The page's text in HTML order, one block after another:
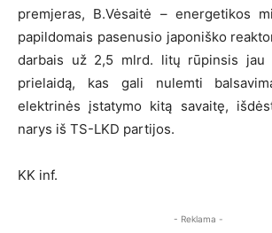
premjeras, B.Vėsaitė – energetikos
papildomais pasenusio japoniško
darbais už 2,5 mlrd. litų rūpinsis jau
prielaidą, kas gali nulemti
elektrinės įstatymo kitą savaitę,
narys iš TS-LKD partijos.
KK inf.
- Reklama -